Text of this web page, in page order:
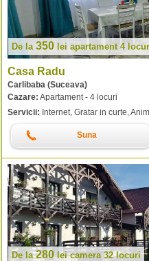
De la 350 lei apartament 4
Casa Radu
Carlibaba (Suceava)
Cazare: Apartament - 4 locuri
Servicii: Internet, Gratar in curte,
Suna
De la280leicamera 32 locuri